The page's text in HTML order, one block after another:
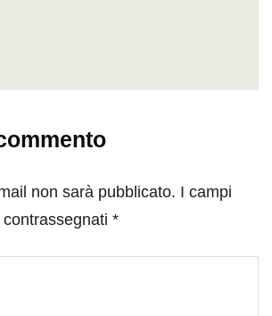
non sarà pubblicato. I campi
*